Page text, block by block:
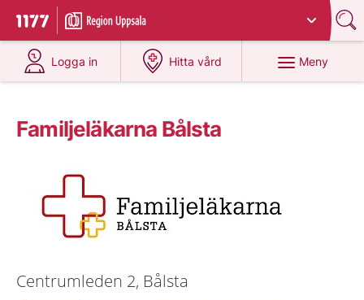
Till startsidan för 1177
Du har valt region
Logga in
på 1177.se
Hitta vård
på 1177.se
Meny
Familjeläkarna Bålsta
Centrumleden 2, Bålsta